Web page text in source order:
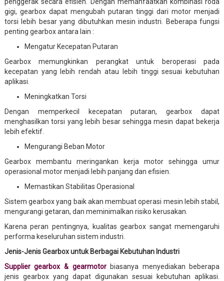
gigi, gearbox dapat mengubah putaran tinggi dari motor menjadi
torsi lebih besar yang dibutuhkan mesin industri. Beberapa fungsi
penting gearbox antara lain :
Mengatur Kecepatan Putaran
Gearbox memungkinkan perangkat untuk beroperasi pada
kecepatan yang lebih rendah atau lebih tinggi sesuai kebutuhan
aplikasi.
Meningkatkan Torsi
Dengan memperkecil kecepatan putaran, gearbox dapat
menghasilkan torsi yang lebih besar sehingga mesin dapat bekerja
lebih efektif.
Mengurangi Beban Motor
Gearbox membantu meringankan kerja motor sehingga umur
operasional motor menjadi lebih panjang dan efisien.
Memastikan Stabilitas Operasional
Sistem gearbox yang baik akan membuat operasi mesin lebih stabil,
mengurangi getaran, dan meminimalkan risiko kerusakan.
Karena peran pentingnya, kualitas gearbox sangat memengaruhi
performa keseluruhan sistem industri.
Jenis-Jenis Gearbox untuk Berbagai Kebutuhan Industri
Supplier gearbox & gearmotorbiasanya menyediakan beberapa
jenis gearbox yang dapat digunakan sesuai kebutuhan aplikasi.